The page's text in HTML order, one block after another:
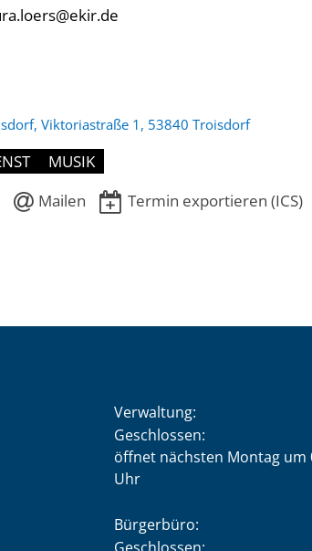
Viktoriastraße 1, 53840 Troisdorf
MUSIK
Mailen Termin exportieren (ICS)
Verwaltung:
Klicken, um weitere
Geschlossen:
öffnet nächsten Montag um
Uhr
Bürgerbüro:
Klicken, um weitere
Geschlossen: